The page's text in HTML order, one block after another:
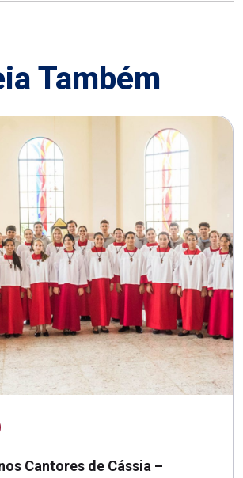
Também
Cantores de Cássia –